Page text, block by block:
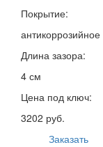
Покрытие:
антикоррозийное
Длина зазора:
4 см
Цена под ключ:
3202 руб.
Заказать